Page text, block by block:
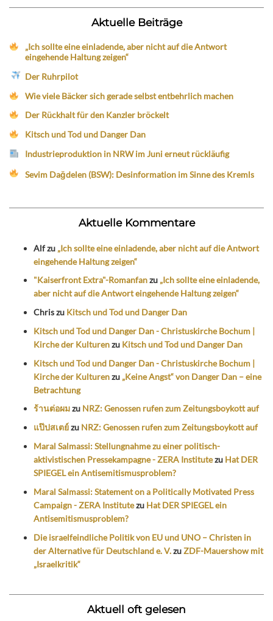
Aktuelle Beiträge
„Ich sollte eine einladende, aber nicht auf die Antwort
eingehende Haltung zeigen“
Der Ruhrpilot
Wie viele Bäcker sich gerade selbst entbehrlich machen
Der Rückhalt für den Kanzler bröckelt
Kitsch und Tod und Danger Dan
Industrieproduktion in NRW im Juni erneut rückläufig
Sevim Dağdelen (BSW): Desinformation im Sinne des Kremls
Aktuelle Kommentare
Alfzu „Ich sollte eine einladende, aber nicht auf die Antwort
eingehende Haltung zeigen“
"Kaiserfront Extra"-Romanfanzu „Ich sollte eine einladende,
aber nicht auf die Antwort eingehende Haltung zeigen“
Chriszu Kitsch und Tod und Danger Dan
Kitsch und Tod und Danger Dan - Christuskirche Bochum |
Kirche der Kulturenzu Kitsch und Tod und Danger Dan
Kitsch und Tod und Danger Dan - Christuskirche Bochum |
Kirche der Kulturenzu „Keine Angst“ von Danger Dan – eine
Betrachtung
ร้านต่อผมzu NRZ: Genossen rufen zum Zeitungsboykott auf
แป๊ปสเตย์zu NRZ: Genossen rufen zum Zeitungsboykott auf
Maral Salmassi: Stellungnahme zu einer politisch-
aktivistischen Pressekampagne - ZERA Institutezu Hat DER
SPIEGEL ein Antisemitismusproblem?
Maral Salmassi: Statement on a Politically Motivated Press
Campaign - ZERA Institutezu Hat DER SPIEGEL ein
Antisemitismusproblem?
Die israelfeindliche Politik von EU und UNO – Christen in
der Alternative für Deutschland e. V.zuZDF-Mauershow mit
„Israelkritik“
Aktuell oft gelesen